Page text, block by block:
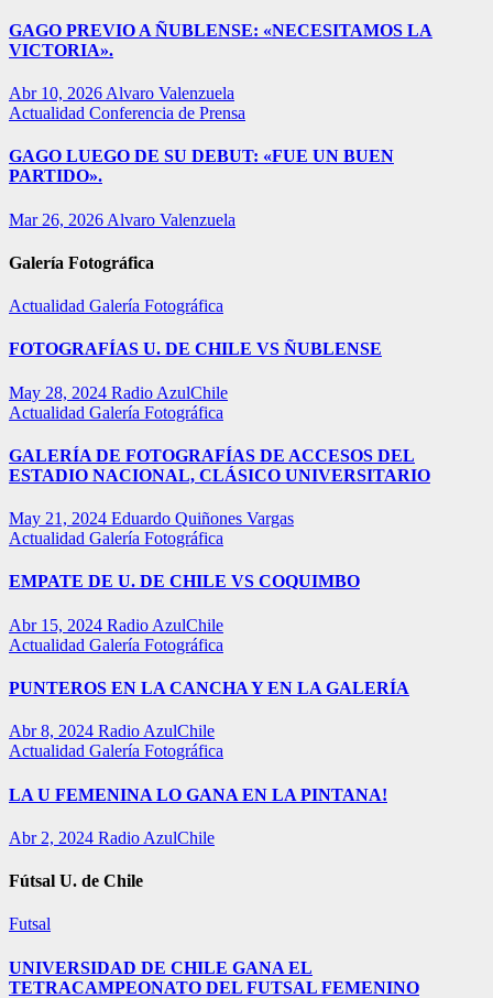
GAGO PREVIO A ÑUBLENSE: «NECESITAMOS LA
VICTORIA».
Abr 10, 2026 Alvaro Valenzuela
Actualidad Conferencia de Prensa
GAGO LUEGO DE SU DEBUT: «FUE UN BUEN
PARTIDO».
Mar 26, 2026 Alvaro Valenzuela
Galería Fotográfica
Actualidad Galería Fotográfica
FOTOGRAFÍAS U. DE CHILE VS ÑUBLENSE
May 28, 2024 Radio AzulChile
Actualidad Galería Fotográfica
GALERÍA DE FOTOGRAFÍAS DE ACCESOS DEL
ESTADIO NACIONAL, CLÁSICO UNIVERSITARIO
May 21, 2024 Eduardo Quiñones Vargas
Actualidad Galería Fotográfica
EMPATE DE U. DE CHILE VS COQUIMBO
Abr 15, 2024 Radio AzulChile
Actualidad Galería Fotográfica
PUNTEROS EN LA CANCHA Y EN LA GALERÍA
Abr 8, 2024 Radio AzulChile
Actualidad Galería Fotográfica
LA U FEMENINA LO GANA EN LA PINTANA!
Abr 2, 2024 Radio AzulChile
Fútsal U. de Chile
Futsal
UNIVERSIDAD DE CHILE GANA EL
TETRACAMPEONATO DEL FUTSAL FEMENINO